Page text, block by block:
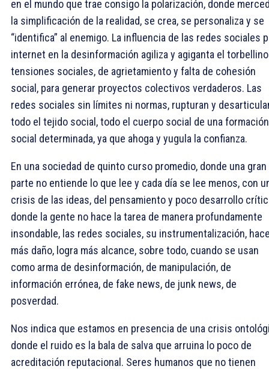
en el mundo que trae consigo la polarización, donde
la simplificación de la realidad, se crea, se personaliza y se
“identifica” al enemigo. La influencia de las redes sociales
internet en la desinformación agiliza y agiganta el
tensiones sociales, de agrietamiento y falta de cohesión
social, para generar proyectos colectivos verdaderos. Las
redes sociales sin límites ni normas, rupturan y
todo el tejido social, todo el cuerpo social de una formación
social determinada, ya que ahoga y yugula la confianza.
En una sociedad de quinto curso promedio, donde una gran
parte no entiende lo que lee y cada día se lee menos, con
crisis de las ideas, del pensamiento y poco desarrollo
donde la gente no hace la tarea de manera profundamente
insondable, las redes sociales, su instrumentalización,
más daño, logra más alcance, sobre todo, cuando se usan
como arma de desinformación, de manipulación, de
información errónea, de fake news, de junk news, de
posverdad.
Nos indica que estamos en presencia de una crisis
donde el ruido es la bala de salva que arruina lo poco de
acreditación reputacional. Seres humanos que no tienen